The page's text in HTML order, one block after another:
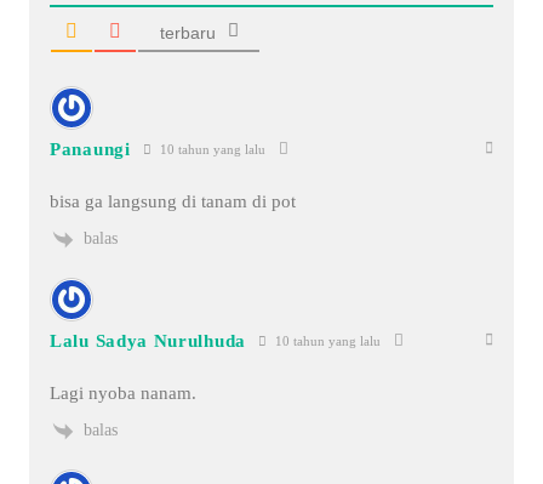
terbaru
Panaungi 10 tahun yang lalu
bisa ga langsung di tanam di pot
balas
Lalu Sadya Nurulhuda 10 tahun yang lalu
Lagi nyoba nanam.
balas